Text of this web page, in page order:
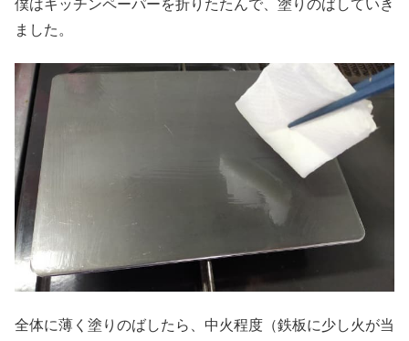
僕はキッチンペーパーを折りたたんで、塗りのばしていき
ました。
全体に薄く塗りのばしたら、中火程度（鉄板に少し火が当